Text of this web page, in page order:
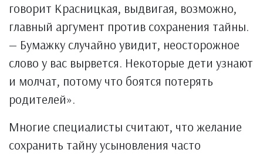
говорит Красницкая, выдвигая, возможно,
главный аргумент против сохранения тайны.
— Бумажку случайно увидит, неосторожное
слово у вас вырвется. Некоторые дети узнают
и молчат, потому что боятся потерять
родителей».
Многие специалисты считают, что желание
сохранить тайну усыновления часто